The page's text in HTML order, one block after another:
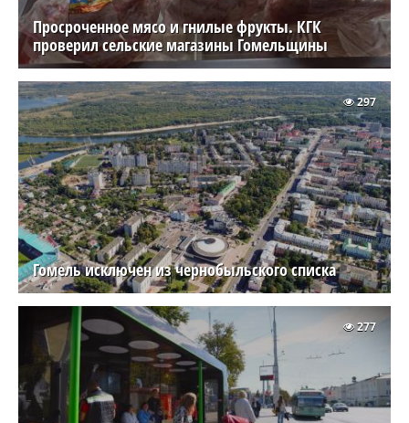
Просроченное мясо и гнилые фрукты. КГК
проверил сельские магазины Гомельщины
Гомель исключен из чернобыльского списка
297
277